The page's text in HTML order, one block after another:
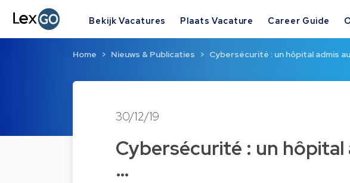
Bekijk Vacatures Plaats Vacature Career Guide
Home Nieuws & Publicaties Cybersécurité : un hôpital admis
30/12/19
Cybersécurité : un hôpital
…